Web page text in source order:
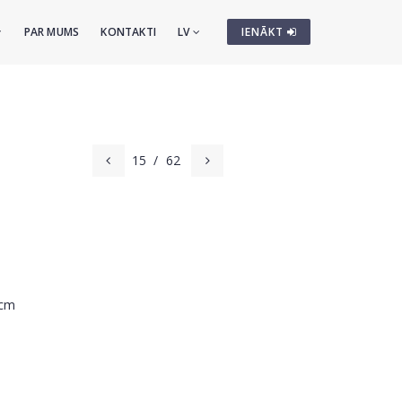
IENĀKT
PAR MUMS KONTAKTI LV
15 / 62